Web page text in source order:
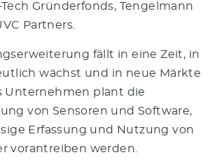
Gründerfonds, Tengelmann
Partners.
fällt in eine Zeit, in
wächst und in neue Märkte
Unternehmen plant die
von Sensoren und Software,
Erfassung und Nutzung von
vorantreiben werden.